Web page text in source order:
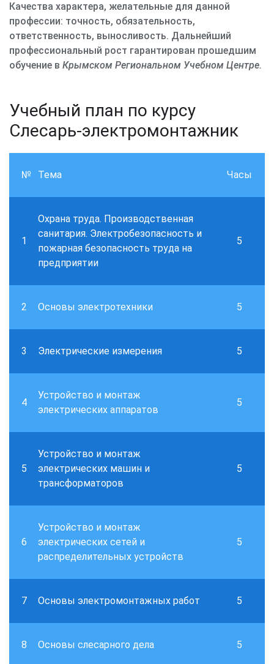
Качества характера, желательные для данной
профессии: точность, обязательность,
ответственность, выносливость. Дальнейший
профессиональный рост гарантирован прошедшим
обучение в Крымском Региональном Учебном Центре.
Учебный план по курсу
Слесарь-электромонтажник
№ Тема Часы
1
Охрана труда. Производственная
санитария. Электробезопасность и
пожарная безопасность труда на
предприятии
5
2 Основы электротехники 5
3 Электрические измерения 5
4
Устройство и монтаж
электрических аппаратов
5
5
Устройство и монтаж
электрических машин и
трансформаторов
5
6
Устройство и монтаж
электрических сетей и
распределительных устройств
5
7 Основы электромонтажных работ 5
8 Основы слесарного дела 5